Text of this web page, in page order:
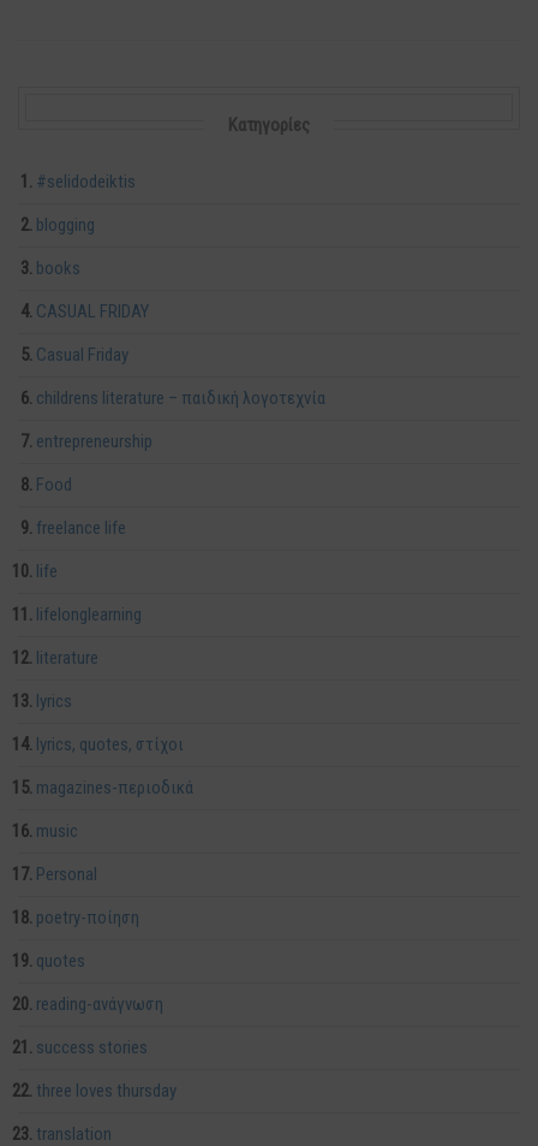
Kατηγορίες
#selidodeiktis
blogging
books
CASUAL FRIDAY
Casual Friday
childrens literature – παιδική λογοτεχνία
entrepreneurship
Food
freelance life
life
lifelonglearning
literature
lyrics
lyrics, quotes, στίχοι
magazines-περιοδικά
music
Personal
poetry-ποίηση
quotes
reading-ανάγνωση
success stories
three loves thursday
translation